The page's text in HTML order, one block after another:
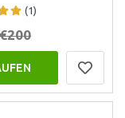
(1)
€200